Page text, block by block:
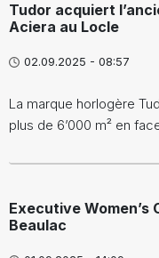
Tudor acquiert
Aciera au Locle
02.09.2025 - 08:57
La marque horlogère
plus de 6’000 m² en
Executive Women’s
Beaulac